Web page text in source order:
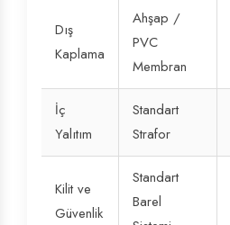
Dış
Kaplama
Ahşap /
PVC
Membran
İç
Yalıtım
Standart
Strafor
Kilit ve
Güvenlik
Standart
Barel